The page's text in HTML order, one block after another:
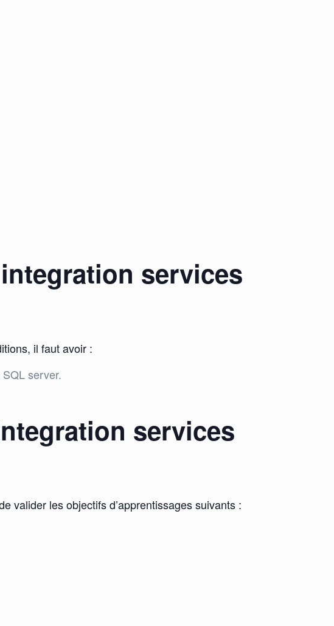
services
il faut avoir :
server.
services
valider les objectifs d’apprentissages suivants :